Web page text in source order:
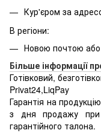
Кур'єром за
В регіони:
Новою почтою або
Більше інформації
Готівковий,
Privat24,LiqPay
Гарантія на
з дня продажу при
гарантійного талона.